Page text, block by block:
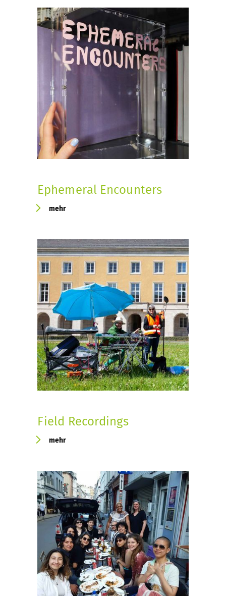
Ephemeral Encounters
mehr
Field Recordings
mehr